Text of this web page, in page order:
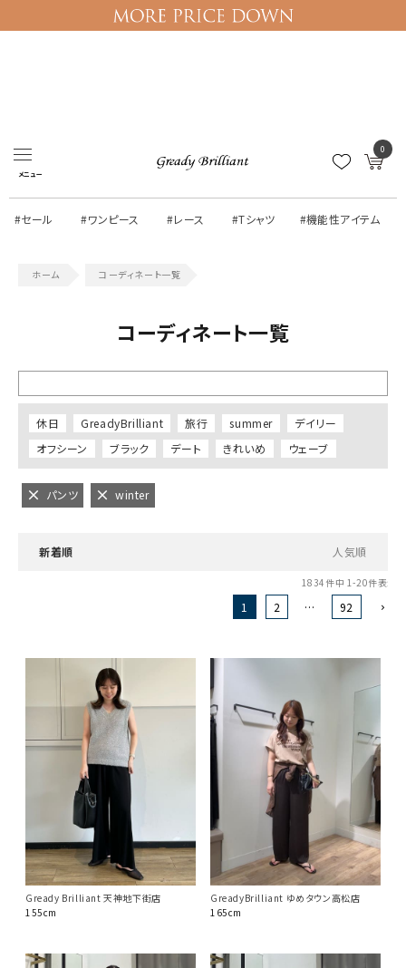
メニュー
0
マイページ
#セール #ワンピース #レース #Tシャツ #機能性アイテム
コーディネート一覧
コーディネート一覧
休日 GreadyBrilliant 旅行 summer
デイリー
オフシーン
ブラック デート きれいめ ウェーブ
パンツ winter
新着順 人気順
1834 件中 1-20件表示
1 2 … 92
Gready Brilliant 天神地下街店
155cm
GreadyBrilliant ゆめタウン高松店
165cm